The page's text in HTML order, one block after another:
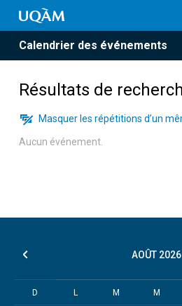
Calendrier des événements
Résultats de
Masquer les répétitions d’un
Aucun événement.
AOÛT 2026
D L M M